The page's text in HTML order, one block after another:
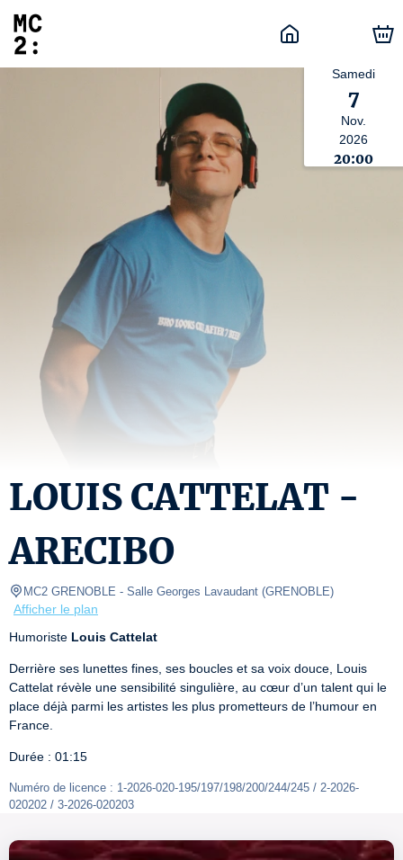
Samedi
7
Nov.
2026
20:00
LOUIS CATTELAT -
ARECIBO
MC2 GRENOBLE - Salle Georges Lavaudant (GRENOBLE)
Afficher le plan
Humoriste Louis Cattelat
Derrière ses lunettes fines, ses boucles et sa voix douce, Louis
Cattelat révèle une sensibilité singulière, au cœur d’un talent qui le
place déjà parmi les artistes les plus prometteurs de l’humour en
France.
Durée : 01:15
Numéro de licence : 1-2026-020-195/197/198/200/244/245 / 2-2026-
020202 / 3-2026-020203